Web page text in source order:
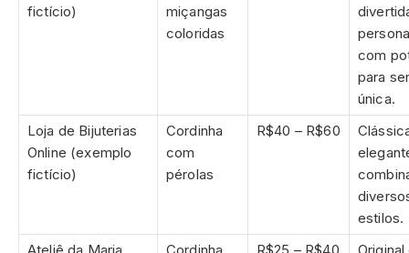
fictício)
miçangas
coloridas
com
para
única.
Loja de Bijuterias
Online (exemplo
fictício)
Cordinha
com
pérolas
R$40 – R$60
estilos.
Ateliê da Maria
Cordinha
R$25 – R$40
Original